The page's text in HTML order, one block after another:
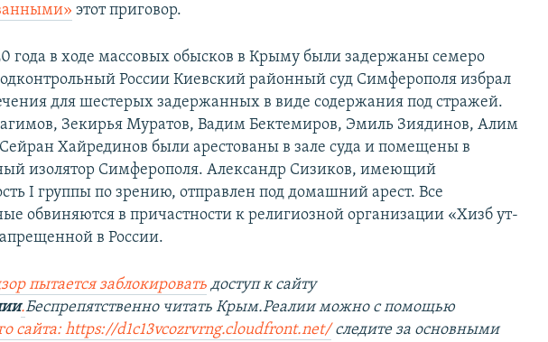
этот приговор.
года в ходе массовых обысков в Крыму были задержаны семеро
России Киевский районный суд Симферополя избрал
для шестерых задержанных в виде содержания под стражей.
Зекирья Муратов, Вадим Бектемиров, Эмиль Зиядинов, Алим
Хайрединов были арестованы в зале суда и помещены в
изолятор Симферополя. Александр Сизиков, имеющий
І группы по зрению, отправлен под домашний арест. Все
обвиняются в причастности к религиозной организации «Хизб ут-
в России.
пытается заблокировать доступ к сайту
.Беспрепятственно читать Крым.Реалии можно с помощью
сайта:https://d1c13vcozrvrng.cloudfront.net/следите за основными